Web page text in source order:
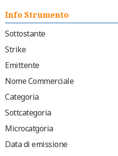
Info Strumento
Sottostante
Strike
Emittente
Nome Commerciale
Categoria
Sottcategoria
Microcatgoria
Data di emissione